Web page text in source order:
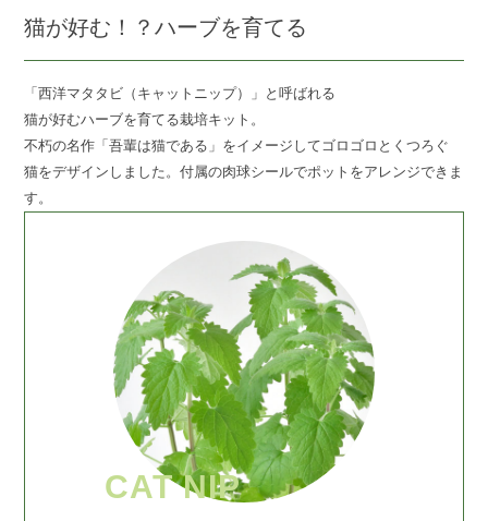
猫が好む！？ハーブを育てる
「西洋マタタビ（キャットニップ）」と呼ばれる
猫が好むハーブを育てる栽培キット。
不朽の名作「吾輩は猫である」をイメージしてゴロゴロとくつろぐ
猫をデザインしました。付属の肉球シールでポットをアレンジできま
す。
CAT NIP